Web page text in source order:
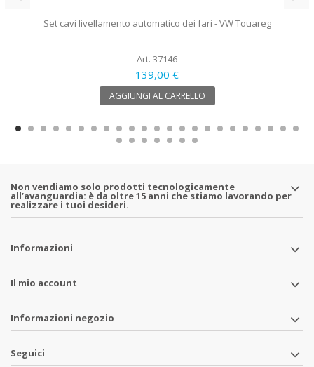
Set cavi livellamento automatico dei fari - VW Touareg
Art. 37146
139,00 €
AGGIUNGI AL CARRELLO
Non vendiamo solo prodotti tecnologicamente
all’avanguardia: è da oltre 15 anni che stiamo lavorando per
realizzare i tuoi desideri.
Informazioni
Il mio account
Informazioni negozio
Seguici